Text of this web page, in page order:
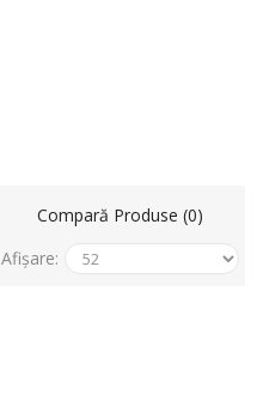
Compară Produse (0)
Afișare: